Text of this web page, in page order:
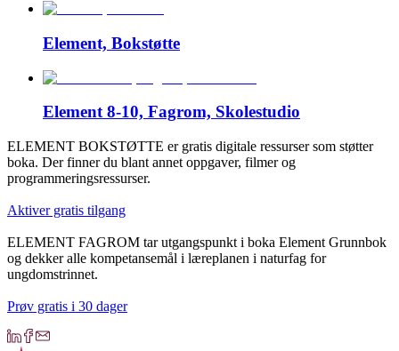
Element, Bokstøtte
Element 8-10, Fagrom, Skolestudio
ELEMENT BOKSTØTTE er gratis digitale ressurser som støtter
boka. Der finner du blant annet oppgaver, filmer og
programmeringsressurser.
Aktiver gratis tilgang
ELEMENT FAGROM tar utgangspunkt i boka Element Grunnbok
og dekker alle kompetansemål i læreplanen i naturfag for
ungdomstrinnet.
Prøv gratis i 30 dager